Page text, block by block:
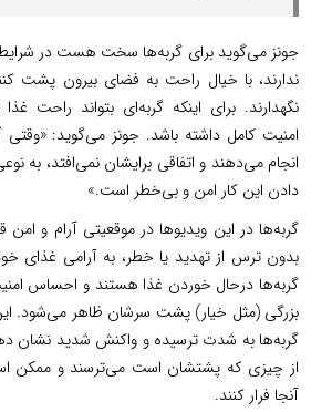
جونز می‌گوید برای گربه‌ها سخت هست در
ندارند، با خیال راحت به فضای بیرون پشت
نگهدارند. برای اینکه گربه‌ای بتواند راحت
امنیت کامل داشته باشد. جونز می‌گوید: «وقتی
انجام می‌دهند و اتفاقی برایشان نمی‌افتد، به
دادن این کار امن و بی‌خطر است.»
گربه‌ها در این ویدیوها در موقعیتی آرام و امن
بدون ترس از تهدید یا خطر، به آرامی غذای
گربه‌ها درحال خوردن غذا هستند و احساس
بزرگی (مثل خیار) پشت سرشان ظاهر می‌شود.
گربه‌ها به شدت ترسیده و واکنش شدید نشان
از چیزی که پشتشان است می‌ترسند و ممکن
آنجا فرار کنند.